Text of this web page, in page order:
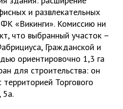
и развлекательных
«Викинги». Комиссию ни
что выбранный участок –
Гражданской и
ориентировочно 1,3 га
для строительства: он
Торгового
5а.